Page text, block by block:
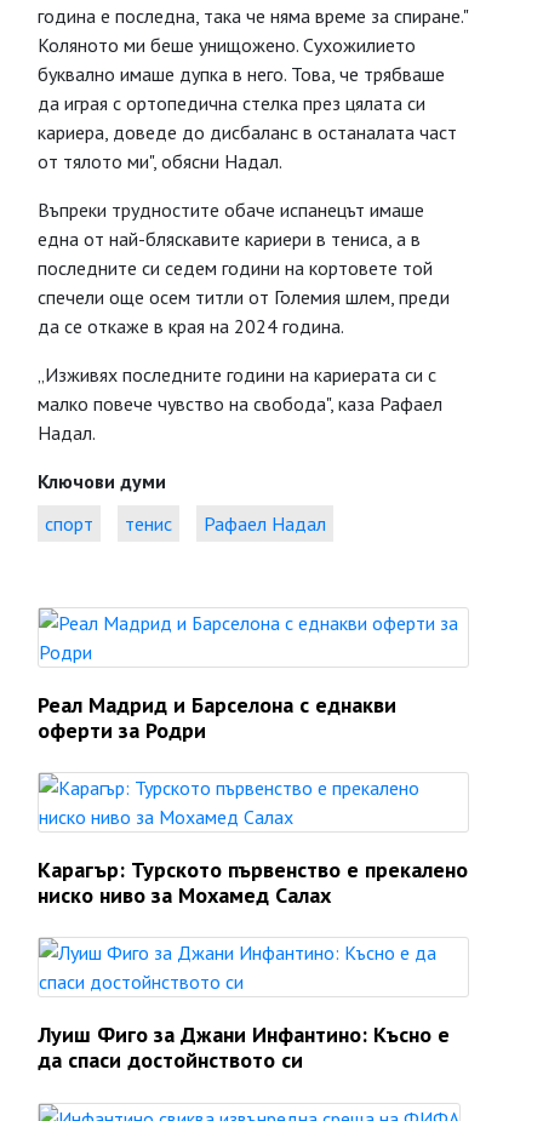
година е последна, така че няма време за спиране."
Коляното ми беше унищожено. Сухожилието
буквално имаше дупка в него. Това, че трябваше
да играя с ортопедична стелка през цялата си
кариера, доведе до дисбаланс в останалата част
от тялото ми", обясни Надал.
Въпреки трудностите обаче испанецът имаше
една от най-бляскавите кариери в тениса, а в
последните си седем години на кортовете той
спечели още осем титли от Големия шлем, преди
да се откаже в края на 2024 година.
„Изживях последните години на кариерата си с
малко повече чувство на свобода", каза Рафаел
Надал.
Ключови думи
спорт
тенис Рафаел Надал
Реал Мадрид и Барселона с еднакви
оферти за Родри
Карагър: Турското първенство е прекалено
ниско ниво за Мохамед Салах
Луиш Фиго за Джани Инфантино: Късно е
да спаси достойнството си